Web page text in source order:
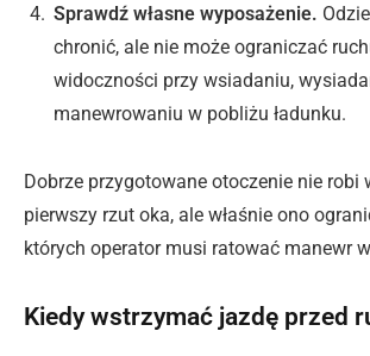
Sprawdź własne wyposażenie.
chronić, ale nie może ograniczać
widoczności przy wsiadaniu,
manewrowaniu w pobliżu ładunku.
Dobrze przygotowane otoczenie nie robi
pierwszy rzut oka, ale właśnie ono
których operator musi ratować manewr
Kiedy wstrzymać jazdę przed